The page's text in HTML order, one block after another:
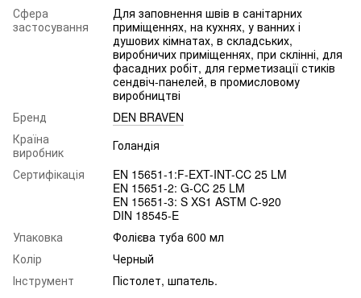
Сфера
застосування
Для заповнення швів в санітарних
приміщеннях, на кухнях, у ванних і
душових кімнатах, в складських,
виробничих приміщеннях, при склінні, для
фасадних робіт, для герметизації стиків
сендвіч-панелей, в промисловому
виробництві
Бренд
DEN BRAVEN
Країна
виробник
Голандія
Сертифікація
EN 15651-1:F-EXT-INT-CC 25 LM
EN 15651-2: G-CC 25 LM
EN 15651-3: S XS1 ASTM C-920
DIN 18545-E
Упаковка
Фолієва туба 600 мл
Колір
Черный
Інструмент
Пістолет, шпатель.